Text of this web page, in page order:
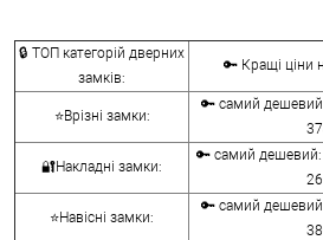
🔒 ТОП категорій дверних
замків:
🔑 Кращі ціни
⭐Врізні замки:
🔑 самий
🔐Накладні замки:
🔑 самий
⭐Навісні замки:
🔑 самий